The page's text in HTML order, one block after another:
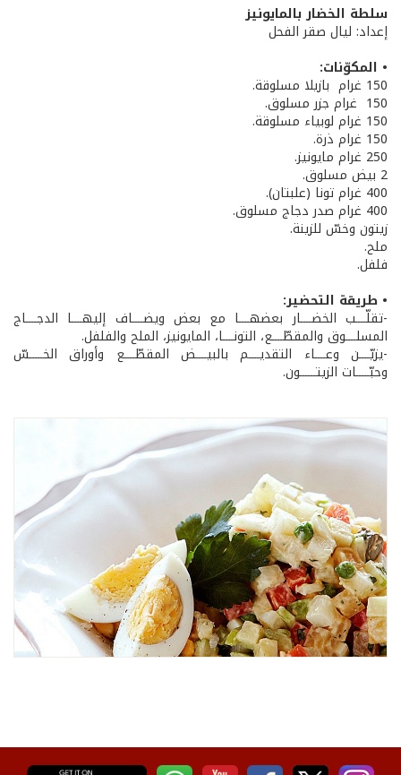
سلطة الخضار بالمايونيز
إعداد: ليال صقر الفحل
• المكوّنات:
150 غرام بازيلا مسلوقة.
150 غرام جزر مسلوق.
150 غرام لوبياء مسلوقة.
150 غرام ذرة.
250 غرام مايونيز.
2 بيض مسلوق.
400 غرام تونا (علبتان).
400 غرام صدر دجاج مسلوق.
زيتون وخسّ للزينة.
ملح.
فلفل.
• طريقة التحضير:
-تقلّــــب الخضــــار بعضهــــا مع بعض ويضــــاف إليهــــا الدجــــاج
المسلــــوق والمقطّــــع، التونــــا، المايونيز، الملح والفلفل.
-يزيّــــن وعــــاء التقديــــم بالبيــــض المقطّــــع وأوراق الخـــــسّ
وحبّـــــات الزيتــــــون.